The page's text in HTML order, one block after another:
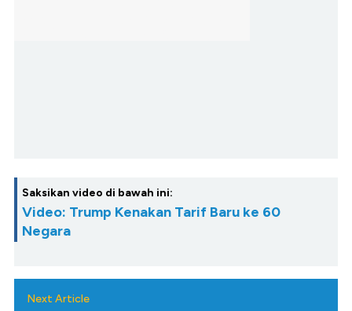
Saksikan video di bawah ini:
Video: Trump Kenakan Tarif Baru ke 60
Negara
Next Article